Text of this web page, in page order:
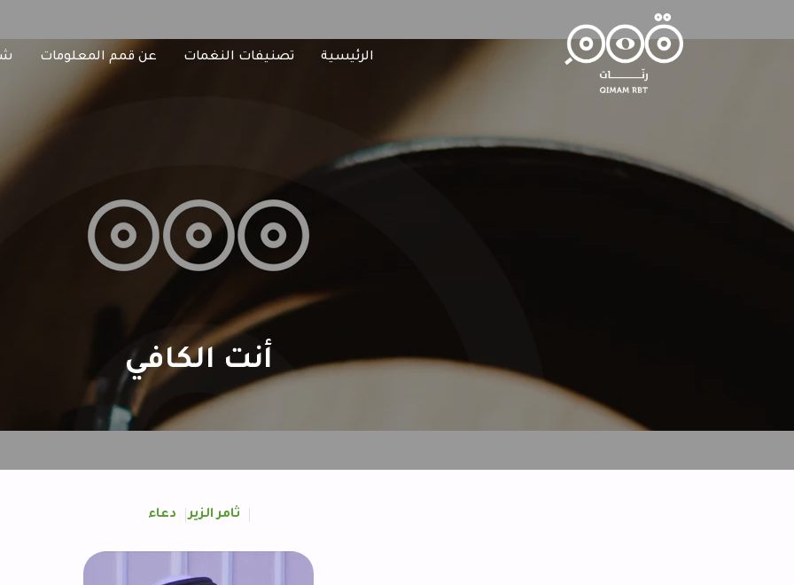
الرئيسية تصنيفات النغمات عن قمم المعلومات
أنت الكافي
ثامر الزير دعاء